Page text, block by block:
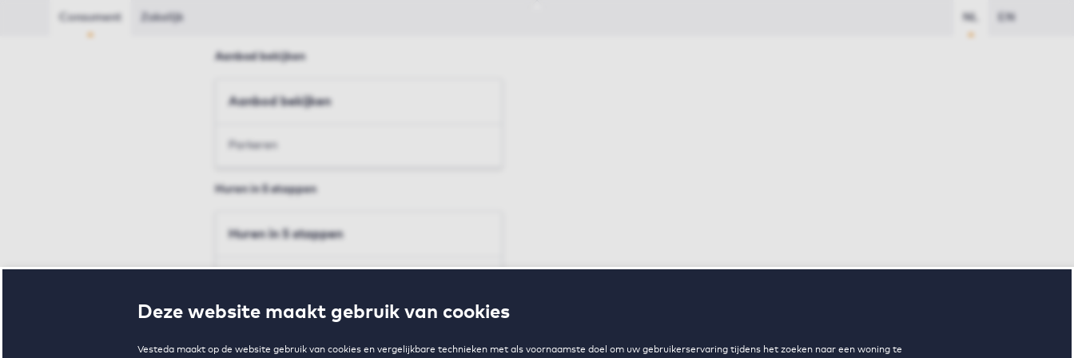
Deze website maakt gebruik van cookies
Vesteda maakt op de website gebruik van cookies en vergelijkbare technieken met als voornaamste doel om uw gebruikerservaring tijdens het zoeken naar een woning te
Consument Zakelijk NL EN
Aanbod bekijken
Aanbod bekijken
Parkeren
Huren in 5 stappen
Huren in 5 stappen
Voorwaarden en toewijzing